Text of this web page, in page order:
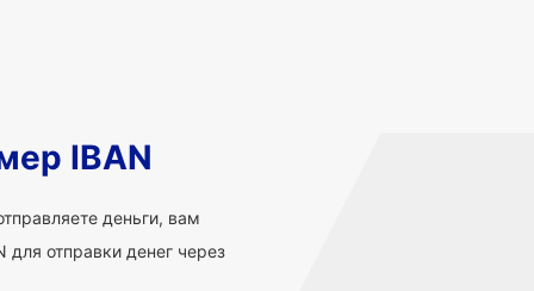
IBAN
деньги, вам
отправки денег через